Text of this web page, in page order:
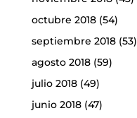
octubre 2018(54)
septiembre 2018(53)
agosto 2018(59)
julio 2018(49)
junio 2018(47)